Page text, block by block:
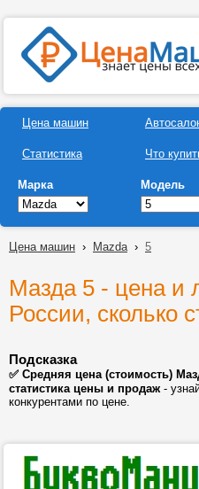
Цена машин
Статистика Что
Марка Модель
Цена машин › Mazda› 5
Мазда 5 - цена и
России, сколько
Подсказка
✅ Средняя цена (стоимость)
статистика цены и продаж-
конкурентами по цене.